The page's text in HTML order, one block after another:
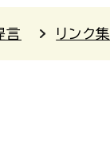
言 リンク集